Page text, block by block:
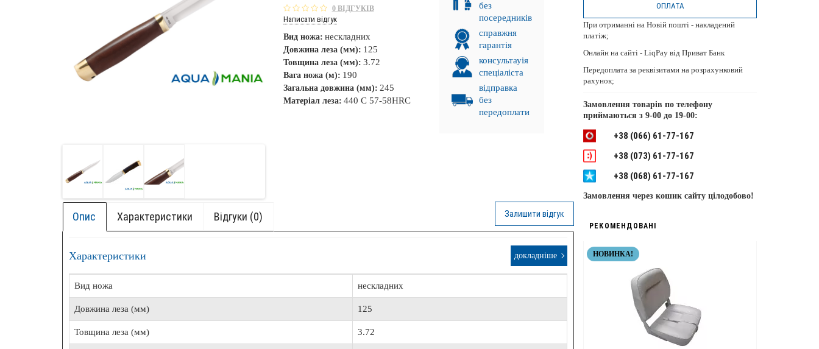
0 ВІДГУКІВ
Написати відгук
Вид ножа: нескладних
Довжина леза (мм): 125
Товщина леза (мм): 3.72
Вага ножа (м): 190
Загальна довжина (мм): 245
Матеріал леза: 440 C 57-58HRC
без
посередників
справжня
гарантія
консультауія
спеціаліста
відправка
без
передоплати
Залишити відгук
Опис Характеристики Відгуки (0)
Характеристики докладніше
Вид ножа нескладних
Довжина леза (мм) 125
Товщина леза (мм) 3.72
ОПЛАТА
При отриманні на Новій пошті - накладений
платіж;
Онлайн на сайті - LiqPay від Приват Банк
Передоплата за реквізитами на розрахунковий
рахунок;
Замовлення товарів по телефону
приймаються з 9-00 до 19-00:
+38 (066) 61-77-167
+38 (073) 61-77-167
+38 (068) 61-77-167
Замовлення через кошик сайту цілодобово!
РЕКОМЕНДОВАНІ
НОВИНКА!
НОВИНКА!